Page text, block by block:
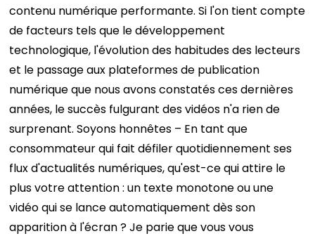
contenu numérique performante. Si l'on tient compte
de facteurs tels que le développement
technologique, l'évolution des habitudes des lecteurs
et le passage aux plateformes de publication
numérique que nous avons constatés ces dernières
années, le succès fulgurant des vidéos n'a rien de
surprenant. Soyons honnêtes – En tant que
consommateur qui fait défiler quotidiennement ses
flux d'actualités numériques, qu'est-ce qui attire le
plus votre attention : un texte monotone ou une
vidéo qui se lance automatiquement dès son
apparition à l'écran ? Je parie que vous vous